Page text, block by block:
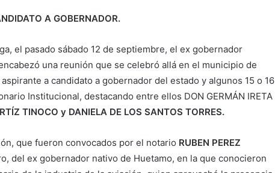
A GOBERNADOR.
el pasado sábado 12 de septiembre, el ex gobernador
una reunión que se celebró allá en el municipio de
a candidato a gobernador del estado y algunos 15 o 16
Institucional, destacando entre ellos DON GERMÁN IRETA
TINOCO y DANIELA DE LOS SANTOS TORRES.
que fueron convocados por el notario RUBEN PEREZ
del ex gobernador nativo de Huetamo, en la que conocieron